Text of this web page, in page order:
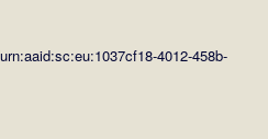
4012-458b-